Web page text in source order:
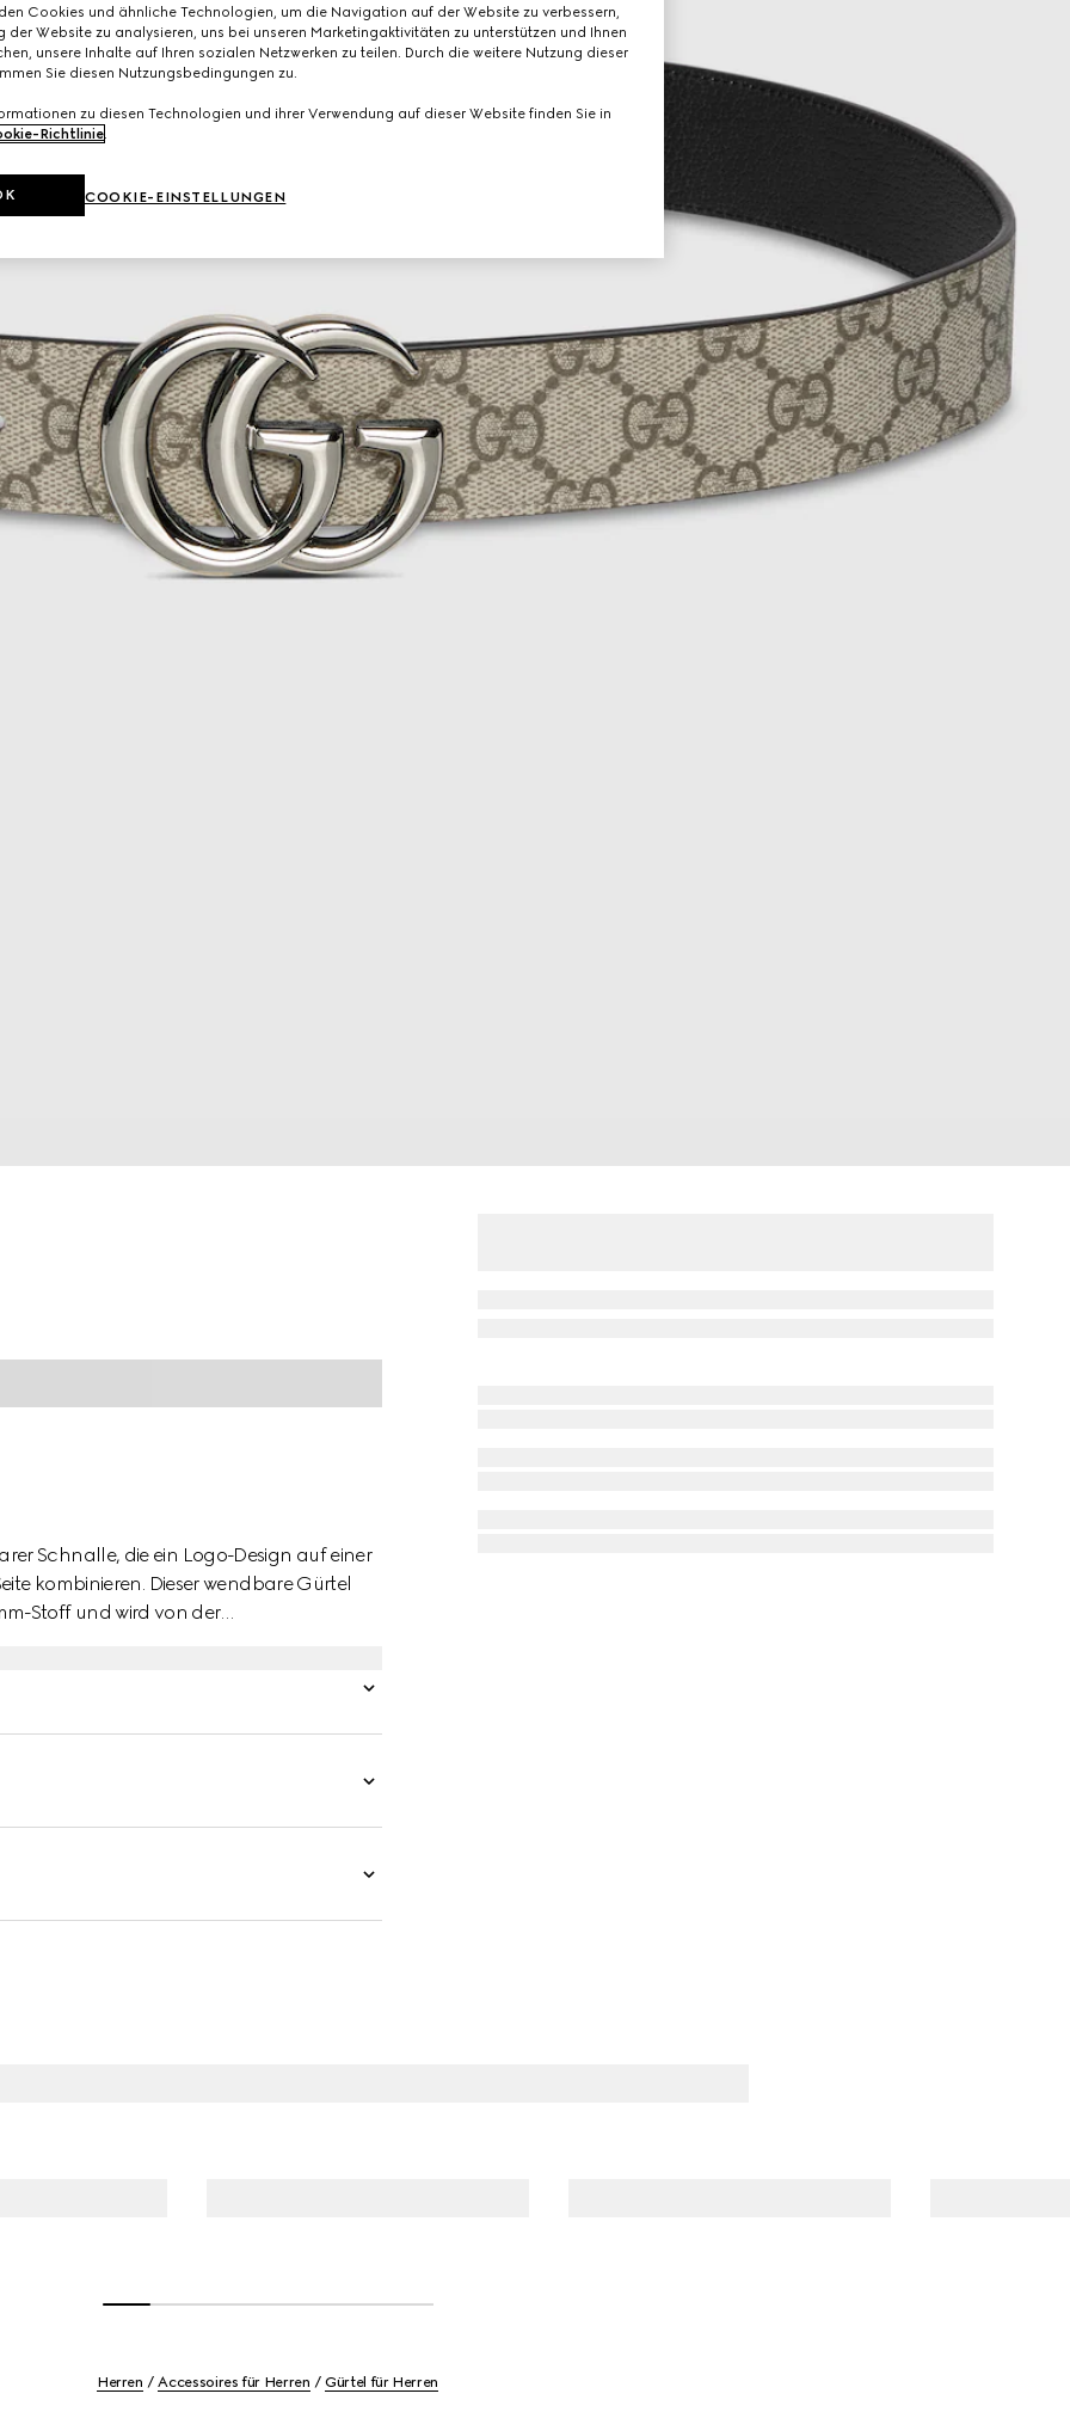
Schnalle, die ein Logo-Design auf einer
kombinieren. Dieser wendbare Gürtel
Stoff und wird von der
Herren Accessoires für Herren Gürtel für Herren
Cookies und ähnliche Technologien, um die Navigation auf der Website zu verbessern,
der Website zu analysieren, uns bei unseren Marketingaktivitäten zu unterstützen und Ihnen
unsere Inhalte auf Ihren sozialen Netzwerken zu teilen. Durch die weitere Nutzung dieser
Sie diesen Nutzungsbedingungen zu.
zu diesen Technologien und ihrer Verwendung auf dieser Website finden Sie in
Richtlinie
COOKIE-EINSTELLUNGEN